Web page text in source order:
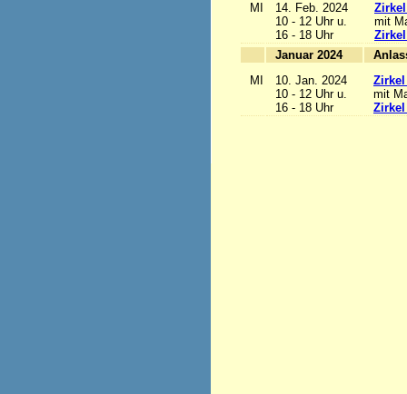
MI
14. Feb. 2024
10 - 12 Uhr u.
16 - 18 Uhr
mit
Januar 2024
MI
10. Jan. 2024
10 - 12 Uhr u.
16 - 18 Uhr
mit